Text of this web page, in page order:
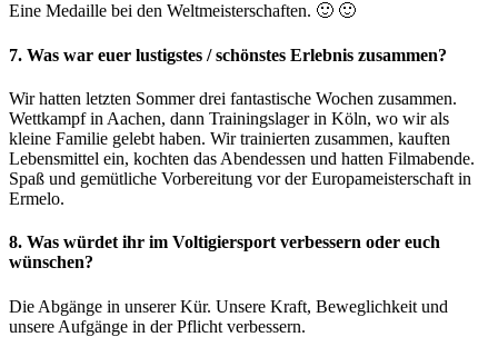
Eine Medaille bei den Weltmeisterschaften. 🙂 🙂
7. Was war euer lustigstes / schönstes Erlebnis zusammen?
Wir hatten letzten Sommer drei fantastische Wochen zusammen.
Wettkampf in Aachen, dann Trainingslager in Köln, wo wir als
kleine Familie gelebt haben. Wir trainierten zusammen, kauften
Lebensmittel ein, kochten das Abendessen und hatten Filmabende.
Spaß und gemütliche Vorbereitung vor der Europameisterschaft in
Ermelo.
8. Was würdet ihr im Voltigiersport verbessern oder euch
wünschen?
Die Abgänge in unserer Kür. Unsere Kraft, Beweglichkeit und
unsere Aufgänge in der Pflicht verbessern.